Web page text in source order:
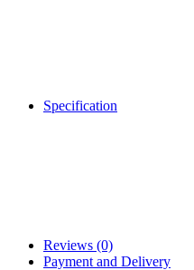
Specification
Reviews (0)
Payment and Delivery